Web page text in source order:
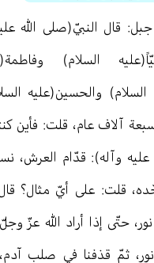
قال النبيّ(صلى الله
السلام)
السلام) والحسين(عليه
آلاف عام، قلت: فأين
عليه وآله): قدّام العرش،
قلت: على أيّ مثال؟
حتّى إذا أراد الله عزّ
ثمّ قذفنا في صلب